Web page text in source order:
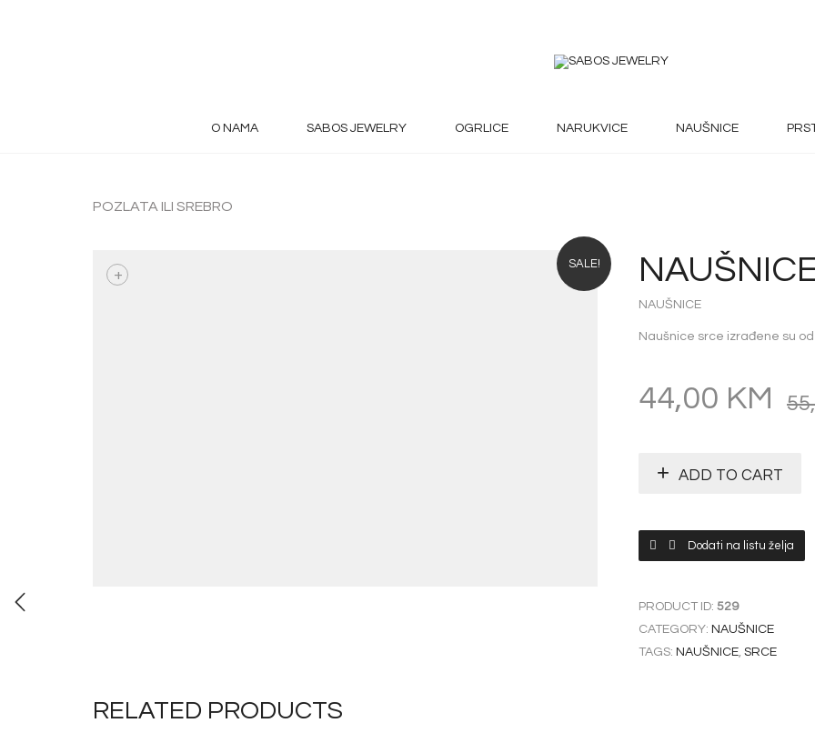
O NAMA SABOS JEWELRY OGRLICE NARUKVICE NAUŠNICE
POZLATA ILI SREBRO
SALE!
+
NAUŠNICE
Naušnice srce izrađene su
44,00 KM
ADD TO CART
Dodati na listu želja
PRODUCT ID: 529
CATEGORY: NAUŠNICE
TAGS: NAUŠNICE, SRCE
RELATED PRODUCTS